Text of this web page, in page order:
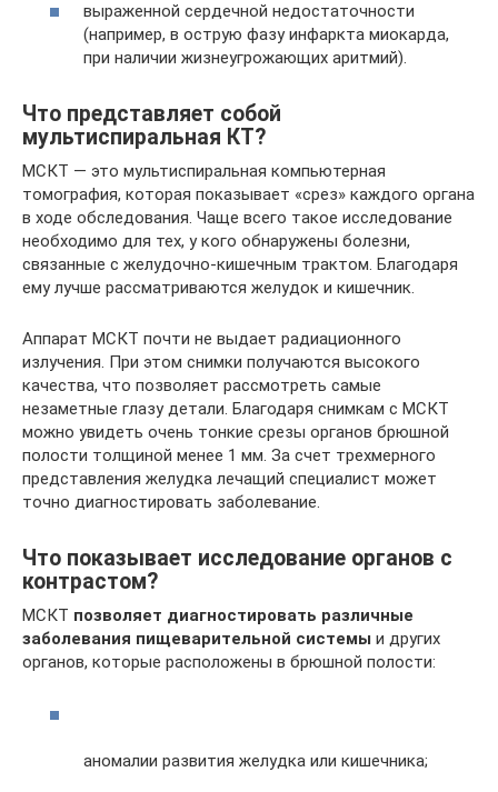
выраженной сердечной недостаточности
(например, в острую фазу инфаркта миокарда,
при наличии жизнеугрожающих аритмий).
Что представляет собой
мультиспиральная КТ?
МСКТ — это мультиспиральная компьютерная
томография, которая показывает «срез» каждого органа
в ходе обследования. Чаще всего такое исследование
необходимо для тех, у кого обнаружены болезни,
связанные с желудочно-кишечным трактом. Благодаря
ему лучше рассматриваются желудок и кишечник.
Аппарат МСКТ почти не выдает радиационного
излучения. При этом снимки получаются высокого
качества, что позволяет рассмотреть самые
незаметные глазу детали. Благодаря снимкам с МСКТ
можно увидеть очень тонкие срезы органов брюшной
полости толщиной менее 1 мм. За счет трехмерного
представления желудка лечащий специалист может
точно диагностировать заболевание.
Что показывает исследование органов с
контрастом?
МСКТ позволяет диагностировать различные
заболевания пищеварительной системы и других
органов, которые расположены в брюшной полости:
аномалии развития желудка или кишечника;